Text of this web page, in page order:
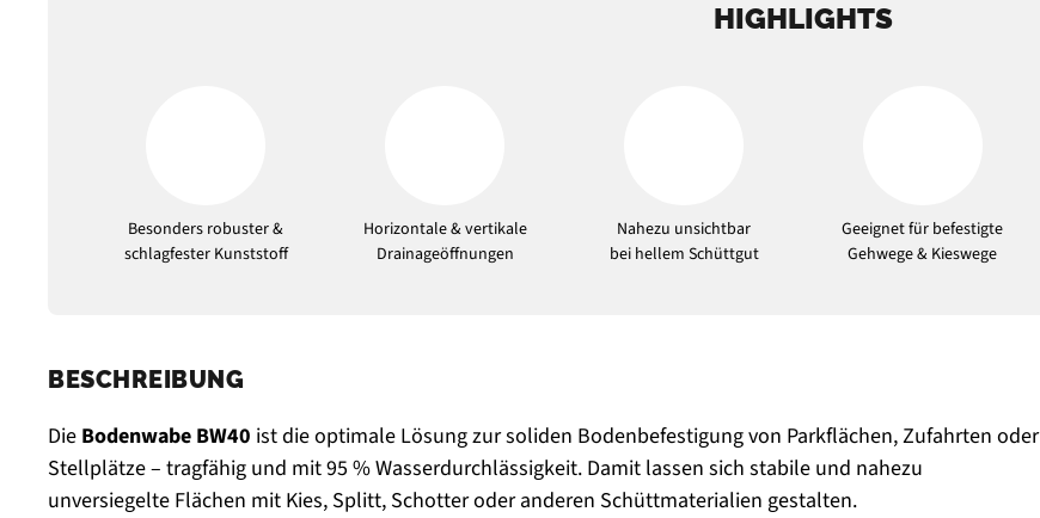
HIGHLIGHTS
Besonders robuster &
schlagfester Kunststoff
Horizontale & vertikale
Drainageöffnungen
Nahezu unsichtbar
bei hellem Schüttgut
Geeignet für befestigte
Gehwege & Kieswege
BESCHREIBUNG
Die Bodenwabe BW40 ist die optimale Lösung zur soliden Bodenbefestigung von Parkflächen, Zufahrten oder
Stellplätze – tragfähig und mit 95 % Wasserdurchlässigkeit. Damit lassen sich stabile und nahezu
unversiegelte Flächen mit Kies, Splitt, Schotter oder anderen Schüttmaterialien gestalten.